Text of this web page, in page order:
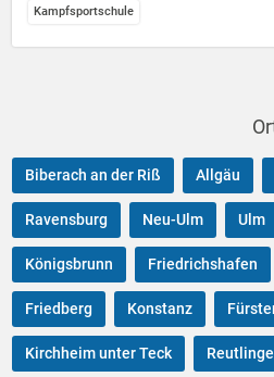
Kampfsportschule
Biberach an der Riß Allgäu
Ravensburg Neu-Ulm Ulm
Königsbrunn Friedrichshafen
Friedberg Konstanz
Kirchheim unter Teck